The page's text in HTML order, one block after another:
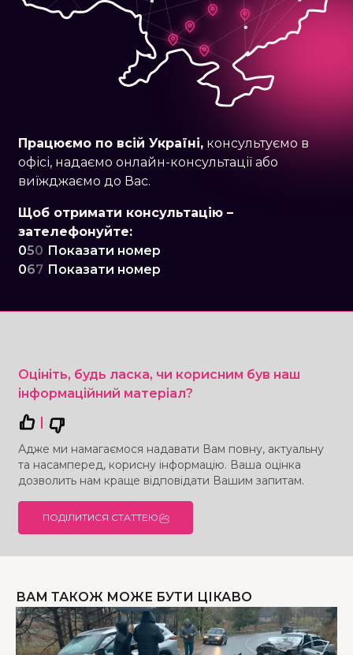
Працюємо по всій Україні, консультуємо в
офісі, надаємо онлайн-консультації або
виїжджаємо до Вас.
Щоб отримати консультацію –
зателефонуйте:
050 Показати номер
067 Показати номер
Оцініть, будь ласка, чи корисним був наш
інформаційний матеріал?
Адже ми намагаємося надавати Вам повну, актуальну
та насамперед, корисну інформацію. Ваша оцінка
дозволить нам краще відповідати Вашим запитам.
ПОДІЛИТИСЯ СТАТТЕЮ
ВАМ ТАКОЖ МОЖЕ БУТИ ЦІКАВО